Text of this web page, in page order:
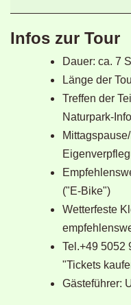
Wald-
und-
Findertour
Infos zur Tour
Dauer: ca. 7
Länge der
Treffen der
Naturpark-
("E-Bike")
Wetterfeste
Tel.+49 5052
"Tickets
Gästeführer: